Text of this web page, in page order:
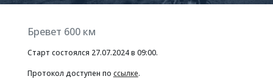
Бревет 600 км
Старт состоялся 27.07.2024 в 09:00.
Протокол доступен по ссылке.